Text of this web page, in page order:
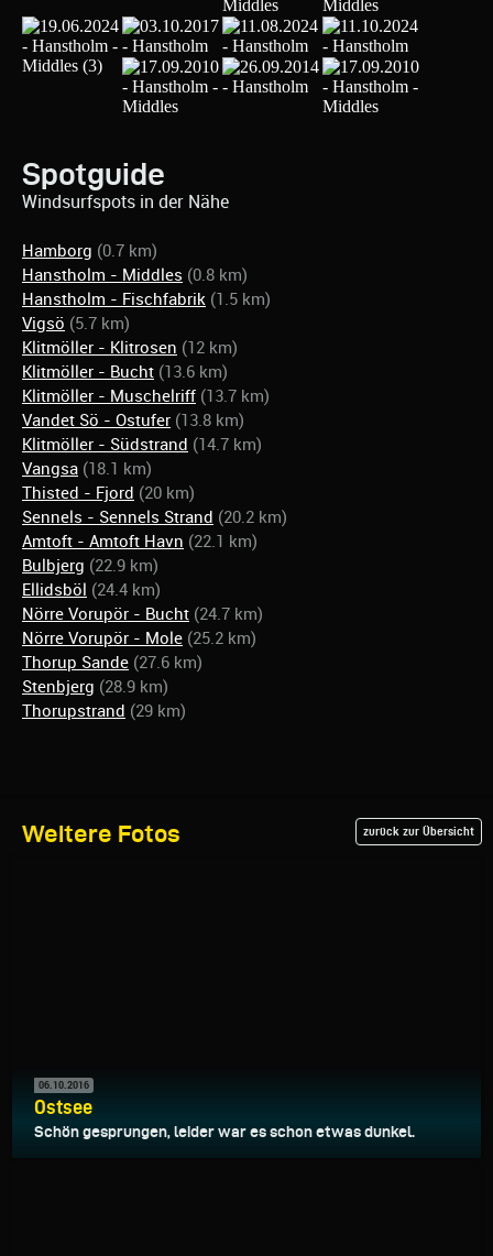
Spotguide
Windsurfspots in der Nähe
Hamborg (0.7 km)
Hanstholm - Middles (0.8 km)
Hanstholm - Fischfabrik (1.5 km)
Vigsö (5.7 km)
Klitmöller - Klitrosen (12 km)
Klitmöller - Bucht (13.6 km)
Klitmöller - Muschelriff (13.7 km)
Vandet Sö - Ostufer (13.8 km)
Klitmöller - Südstrand (14.7 km)
Vangsa (18.1 km)
Thisted - Fjord (20 km)
Sennels - Sennels Strand (20.2 km)
Amtoft - Amtoft Havn (22.1 km)
Bulbjerg (22.9 km)
Ellidsböl (24.4 km)
Nörre Vorupör - Bucht (24.7 km)
Nörre Vorupör - Mole (25.2 km)
Thorup Sande (27.6 km)
Stenbjerg (28.9 km)
Thorupstrand (29 km)
Weitere Fotos zurück zur Übersicht
06.10.2016
Ostsee
Schön gesprungen, leider war es schon etwas dunkel.